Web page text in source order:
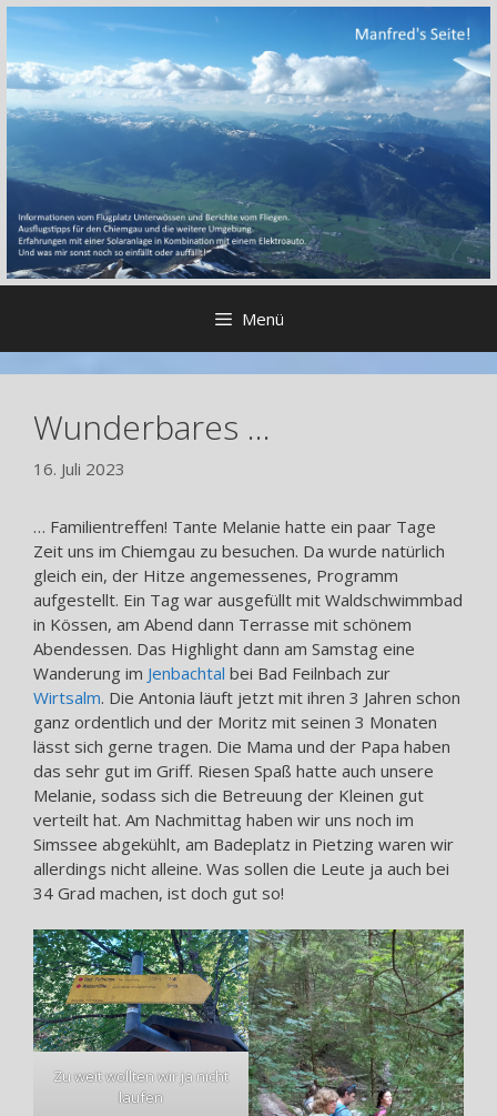
Zum
springen
Menü
Wunderbares …
16. Juli 2023
… Familientreffen! Tante Melanie hatte ein paar Tage
Zeit uns im Chiemgau zu besuchen. Da wurde natürlich
gleich ein, der Hitze angemessenes, Programm
aufgestellt. Ein Tag war ausgefüllt mit Waldschwimmbad
in Kössen, am Abend dann Terrasse mit schönem
Abendessen. Das Highlight dann am Samstag eine
Wanderung im Jenbachtal bei Bad Feilnbach zur
Wirtsalm. Die Antonia läuft jetzt mit ihren 3 Jahren schon
ganz ordentlich und der Moritz mit seinen 3 Monaten
lässt sich gerne tragen. Die Mama und der Papa haben
das sehr gut im Griff. Riesen Spaß hatte auch unsere
Melanie, sodass sich die Betreuung der Kleinen gut
verteilt hat. Am Nachmittag haben wir uns noch im
Simssee abgekühlt, am Badeplatz in Pietzing waren wir
allerdings nicht alleine. Was sollen die Leute ja auch bei
34 Grad machen, ist doch gut so!
Zu weit wollten wir ja nicht
laufen